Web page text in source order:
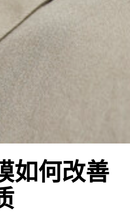
如何改善